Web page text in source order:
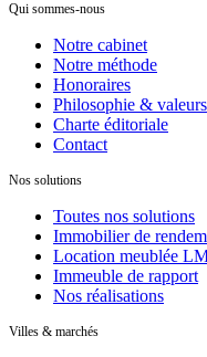
Qui sommes-nous
Notre cabinet
Notre méthode
Honoraires
Philosophie & valeurs
Charte éditoriale
Contact
Nos solutions
Toutes nos solutions
Immobilier de
Location meublée
Immeuble de rapport
Nos réalisations
Villes & marchés